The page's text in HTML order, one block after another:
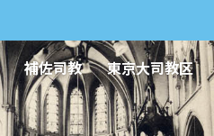
補佐司教 東京大司教区